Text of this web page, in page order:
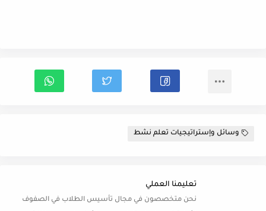
وسائل وإستراتيجيات تعلم نشط
تعليمنا العملي
نحن متخصصون في مجال تأسيس الطلاب في الصفوف